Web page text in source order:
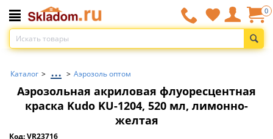
0
Каталог > ... > Аэрозоль оптом
Аэрозольная акриловая флуоресцентная
краска Kudo KU-1204, 520 мл, лимонно-
желтая
Код: VR23716